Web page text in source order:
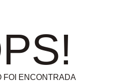
FOI ENCONTRADA